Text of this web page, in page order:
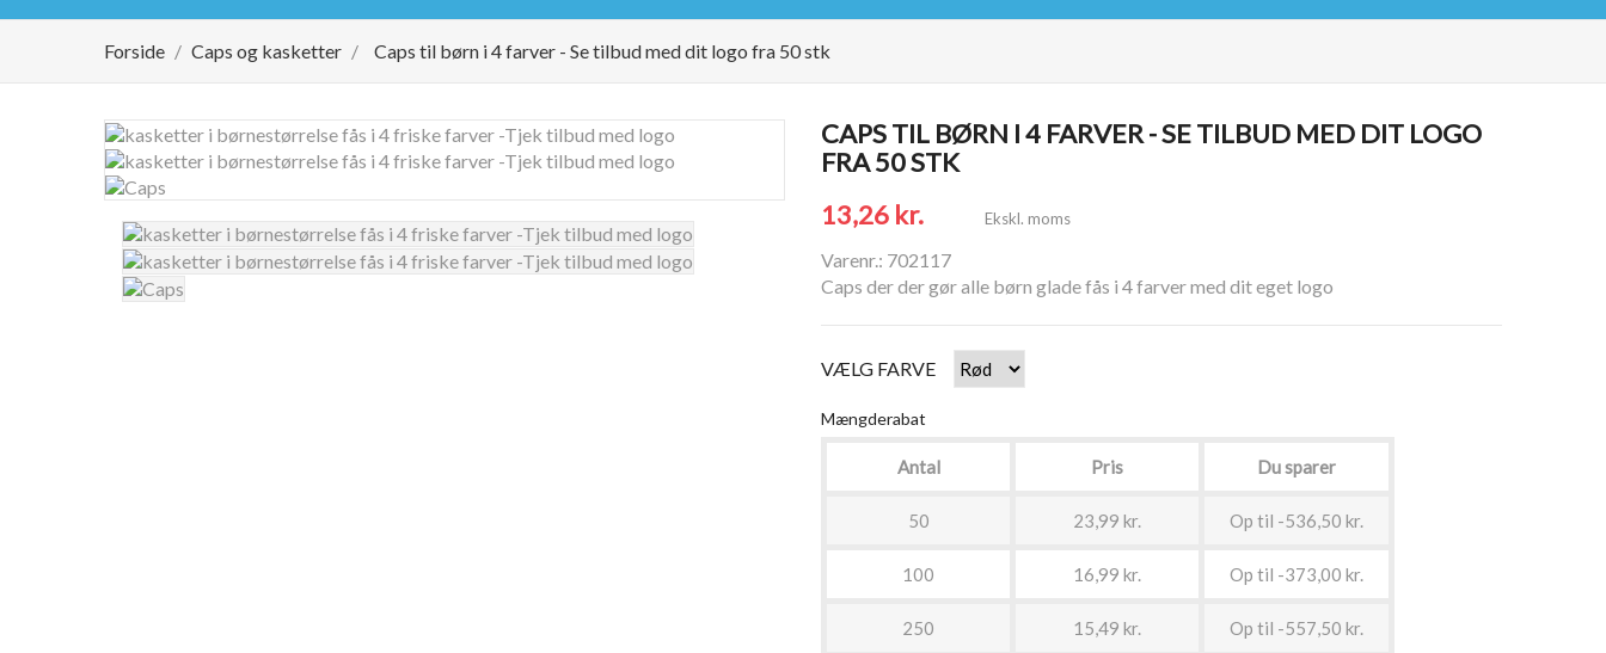
Forside Caps og kasketter Caps til børn i 4 farver - Se tilbud med dit logo fra 50 stk
CAPS TIL BØRN I 4 FARVER - SE TILBUD MED DIT LOGO
FRA 50 STK
13,26 kr.
Ekskl. moms
Varenr.: 702117
Caps der der gør alle børn glade fås i 4 farver med dit eget logo
VÆLG FARVE
Mængderabat
Antal Pris Du sparer
50 23,99 kr. Op til -536,50 kr.
100 16,99 kr. Op til -373,00 kr.
250 15,49 kr. Op til -557,50 kr.